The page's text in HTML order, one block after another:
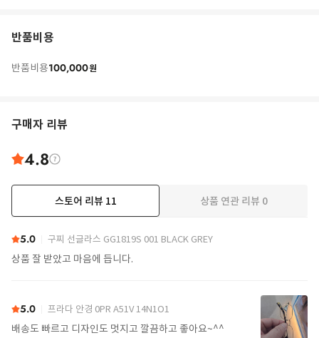
반품비용
반품비용100,000원
구매자 리뷰
4.8
스토어 리뷰 11 상품 연관 리뷰 0
5.0 구찌 선글라스 GG1819S 001 BLACK GREY
상품 잘 받았고 마음에 듭니다.
5.0 프라다 안경 0PR A51V 14N1O1
배송도 빠르고 디자인도 멋지고 깔끔하고 좋아요~^^